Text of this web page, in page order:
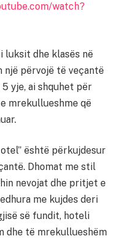
watch?
luksit dhe klasës në
përvojë të veçantë
yje, ai shquhet për
mrekullueshme që
është përkujdesur
Dhomat me stil
nevojat dhe pritjet e
me kujdes deri
së fundit, hoteli
dhe të mrekullueshëm